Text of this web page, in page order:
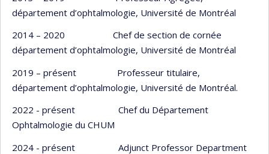
département d’ophtalmologie, Université de Montréal
2014 – 2020 Chef de section de cornée
département d’ophtalmologie, Université de Montréal
2019 – présent Professeur titulaire,
département d’ophtalmologie, Université de Montréal.
2022 - présent Chef du Département
Ophtalmologie du CHUM
2024 - présent Adjunct Professor Department